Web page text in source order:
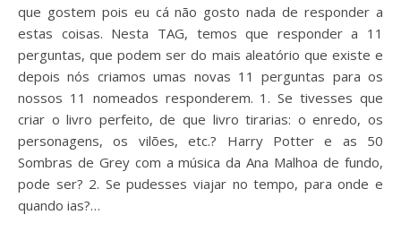
que gostem pois eu cá não gosto nada de responder a
estas coisas. Nesta TAG, temos que responder a 11
perguntas, que podem ser do mais aleatório que existe e
depois nós criamos umas novas 11 perguntas para os
nossos 11 nomeados responderem. 1. Se tivesses que
criar o livro perfeito, de que livro tirarias: o enredo, os
personagens, os vilões, etc.? Harry Potter e as 50
Sombras de Grey com a música da Ana Malhoa de fundo,
pode ser? 2. Se pudesses viajar no tempo, para onde e
quando ias?…